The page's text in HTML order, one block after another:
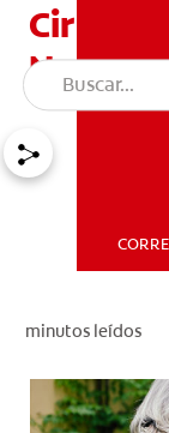
Cirugía
minutos leídos